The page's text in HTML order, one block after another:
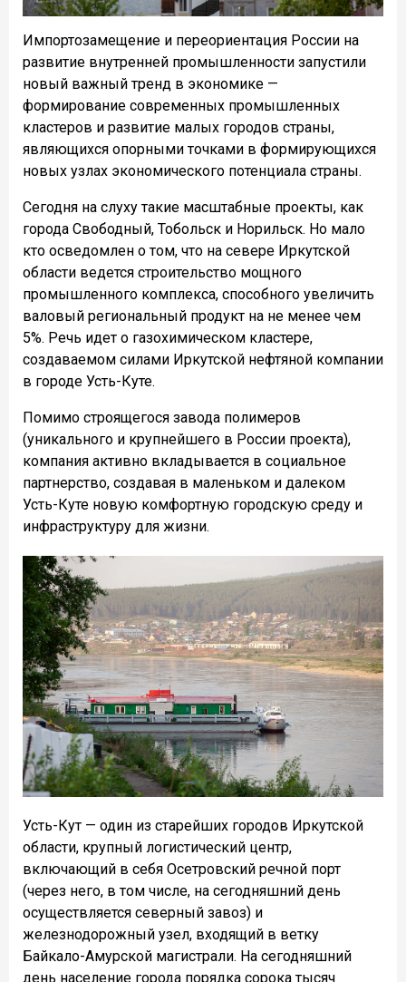
Импортозамещение и переориентация России на
развитие внутренней промышленности запустили
новый важный тренд в экономике —
формирование современных промышленных
кластеров и развитие малых городов страны,
являющихся опорными точками в формирующихся
новых узлах экономического потенциала страны.
Сегодня на слуху такие масштабные проекты, как
города Свободный, Тобольск и Норильск. Но мало
кто осведомлен о том, что на севере Иркутской
области ведется строительство мощного
промышленного комплекса, способного увеличить
валовый региональный продукт на не менее чем
5%. Речь идет о газохимическом кластере,
создаваемом силами Иркутской нефтяной компании
в городе Усть-Куте.
Помимо строящегося завода полимеров
(уникального и крупнейшего в России проекта),
компания активно вкладывается в социальное
партнерство, создавая в маленьком и далеком
Усть-Куте новую комфортную городскую среду и
инфраструктуру для жизни.
Усть-Кут — один из старейших городов Иркутской
области, крупный логистический центр,
включающий в себя Осетровский речной порт
(через него, в том числе, на сегодняшний день
осуществляется северный завоз) и
железнодорожный узел, входящий в ветку
Байкало-Амурской магистрали. На сегодняшний
день население города порядка сорока тысяч